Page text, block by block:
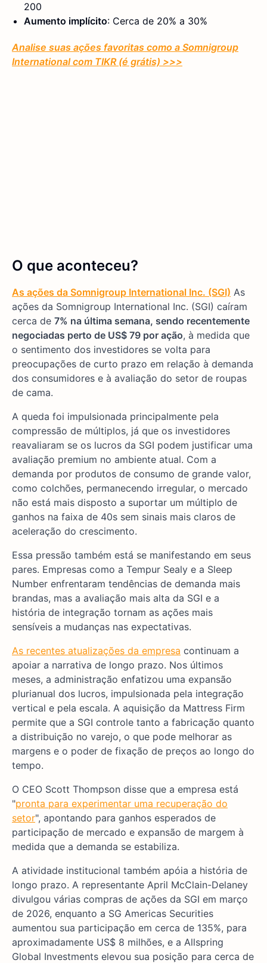
200
Aumento implícito: Cerca de 20% a 30%
Analise suas ações favoritas como a Somnigroup
International com TIKR (é grátis) >>>
O que aconteceu?
As ações da Somnigroup International Inc. (SGI) As
ações da Somnigroup International Inc. (SGI) caíram
cerca de 7% na última semana, sendo recentemente
negociadas perto de US$ 79 por ação, à medida que
o sentimento dos investidores se volta para
preocupações de curto prazo em relação à demanda
dos consumidores e à avaliação do setor de roupas
de cama.
A queda foi impulsionada principalmente pela
compressão de múltiplos, já que os investidores
reavaliaram se os lucros da SGI podem justificar uma
avaliação premium no ambiente atual. Com a
demanda por produtos de consumo de grande valor,
como colchões, permanecendo irregular, o mercado
não está mais disposto a suportar um múltiplo de
ganhos na faixa de 40s sem sinais mais claros de
aceleração do crescimento.
Essa pressão também está se manifestando em seus
pares. Empresas como a Tempur Sealy e a Sleep
Number enfrentaram tendências de demanda mais
brandas, mas a avaliação mais alta da SGI e a
história de integração tornam as ações mais
sensíveis a mudanças nas expectativas.
As recentes atualizações da empresa continuam a
apoiar a narrativa de longo prazo. Nos últimos
meses, a administração enfatizou uma expansão
plurianual dos lucros, impulsionada pela integração
vertical e pela escala. A aquisição da Mattress Firm
permite que a SGI controle tanto a fabricação quanto
a distribuição no varejo, o que pode melhorar as
margens e o poder de fixação de preços ao longo do
tempo.
O CEO Scott Thompson disse que a empresa está
"pronta para experimentar uma recuperação do
setor", apontando para ganhos esperados de
participação de mercado e expansão de margem à
medida que a demanda se estabiliza.
A atividade institucional também apóia a história de
longo prazo. A representante April McClain-Delaney
divulgou várias compras de ações da SGI em março
de 2026, enquanto a SG Americas Securities
aumentou sua participação em cerca de 135%, para
aproximadamente US$ 8 milhões, e a Allspring
Global Investments elevou sua posição para cerca de